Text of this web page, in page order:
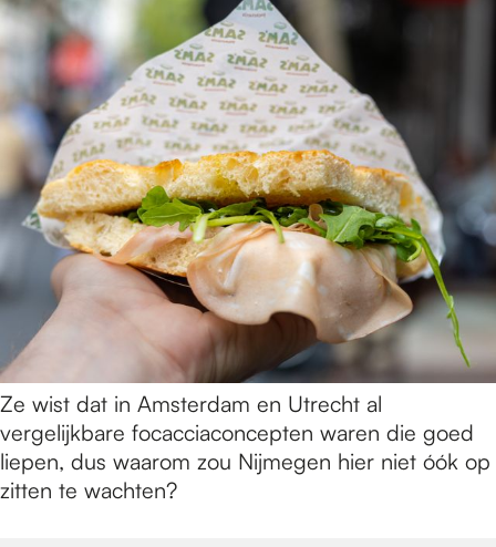
Ze wist dat in Amsterdam en Utrecht al
vergelijkbare focacciaconcepten waren die goed
liepen, dus waarom zou Nijmegen hier niet óók op
zitten te wachten?